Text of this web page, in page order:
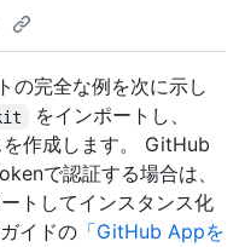
の完全な例を次に示し
をインポートし、
作成します。 GitHub
で認証する場合は、
トしてインスタンス化
イドの 「GitHub Appを